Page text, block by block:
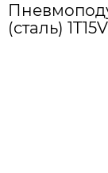
(сталь)